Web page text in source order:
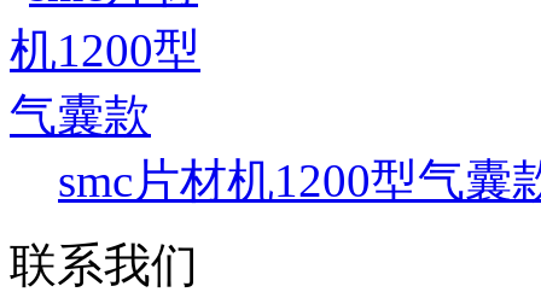
smc片材机1200型气囊
联系我们